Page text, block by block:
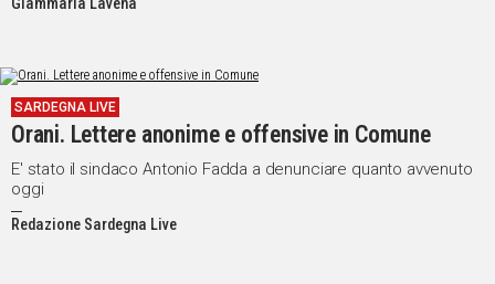
la comunità oranese"
Giammaria Lavena
SARDEGNA LIVE
Orani. Lettere anonime e offensive in Comune
E' stato il sindaco Antonio Fadda a denunciare quanto avvenuto
oggi
Redazione Sardegna Live